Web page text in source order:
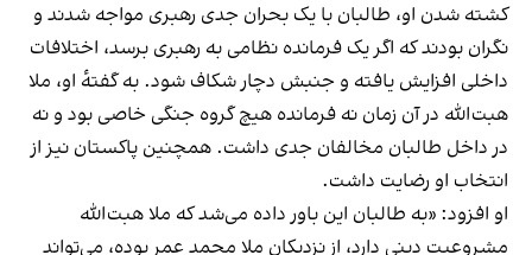
کشته شدن او، طالبان با یک بحران جدی رهبری مواجه شدند و
نگران بودند که اگر یک فرمانده نظامی به رهبری برسد، اختلافات
داخلی افزایش یافته و جنبش دچار شکاف شود. به گفتهٔ او، ملا
هبت‌الله در آن زمان نه فرمانده هیچ گروه جنگی خاصی بود و نه
در داخل طالبان مخالفان جدی داشت. همچنین پاکستان نیز از
انتخاب او رضایت داشت.
او افزود: «به طالبان این باور داده می‌شد که ملا هبت‌الله
مشروعیت دینی دارد، از نزدیکان ملا محمد عمر بوده، می‌تواند